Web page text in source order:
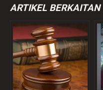
ARTIKEL BERKAITAN